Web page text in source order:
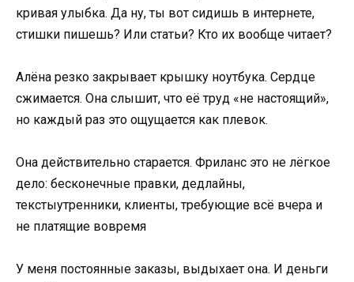
кривая улыбка. Да ну, ты вот сидишь в интернете,
стишки пишешь? Или статьи? Кто их вообще читает?
Алёна резко закрывает крышку ноутбука. Сердце
сжимается. Она слышит, что её труд «не настоящий»,
но каждый раз это ощущается как плевок.
Она действительно старается. Фриланс это не лёгкое
дело: бесконечные правки, дедлайны,
текстыутренники, клиенты, требующие всё вчера и
не платящие вовремя
У меня постоянные заказы, выдыхает она. И деньги